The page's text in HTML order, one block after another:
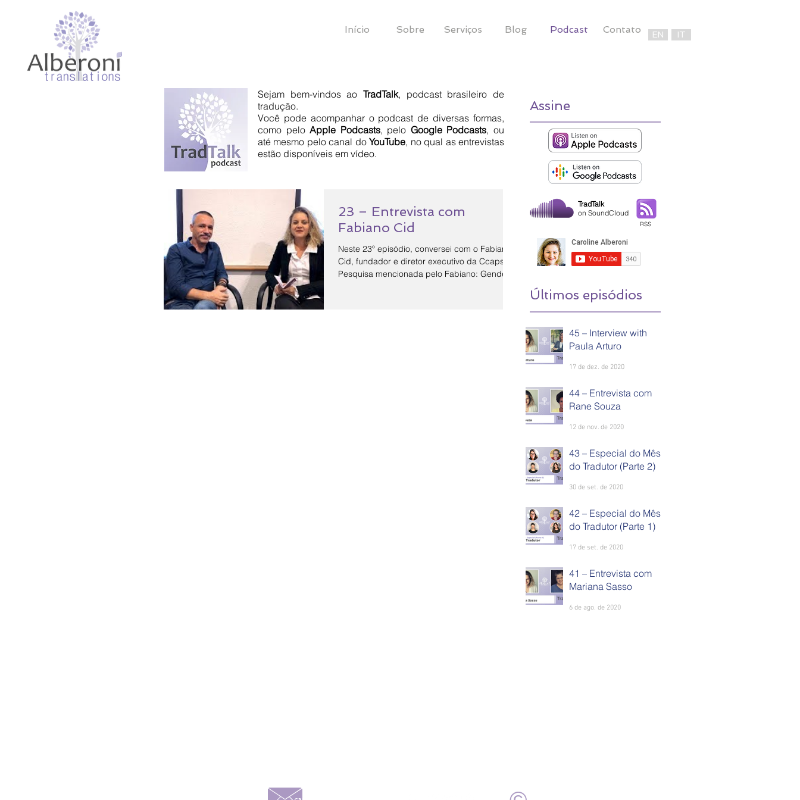
Início Sobre Serviços Blog Podcast Contato EN IT
Sejam bem-vindos ao TradTalk, podcast brasileiro de
tradução.
​Você pode acompanhar o podcast de diversas formas,
como peloApple Podcasts, pelo Google Podcasts, ou
até mesmo pelo canal doYouTube, no qual as entrevistas
estão disponíveis em vídeo.
23 – Entrevista com
Fabiano Cid
Neste 23º episódio, conversei com o Fabiano
Cid, fundador e diretor executivo da Ccaps.
Pesquisa mencionada pelo Fabiano: Gender
RSS
45 – Interview with
Paula Arturo
17 de dez. de 2020
44 – Entrevista com
Rane Souza
12 de nov. de 2020
43 – Especial do Mês
do Tradutor (Parte 2)
30 de set. de 2020
42 – Especial do Mês
do Tradutor (Parte 1)
17 de set. de 2020
41 – Entrevista com
Mariana Sasso
6 de ago. de 2020
Últimos episódios
Assine
TradTalk
on SoundCloud